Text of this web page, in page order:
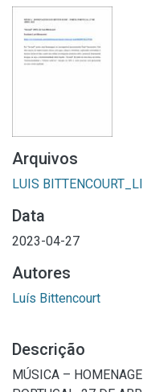
Arquivos
LUIS
Data
2023-04-27
Autores
Luís Bittencourt
Descrição
MÚSICA –